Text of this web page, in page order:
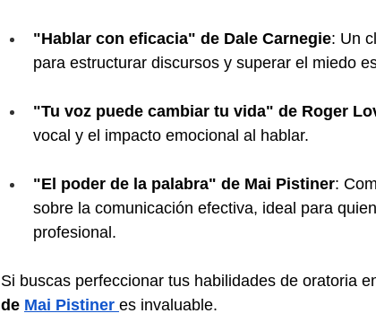
"Hablar con eficacia" de Dale Carnegie: Un
para estructurar discursos y superar el miedo
"Tu voz puede cambiar tu vida" de Roger
vocal y el impacto emocional al hablar.
"El poder de la palabra" de Mai Pistiner:
sobre la comunicación efectiva, ideal para
profesional.
Si buscas perfeccionar tus habilidades de oratoria
de Mai Pistiner es invaluable.